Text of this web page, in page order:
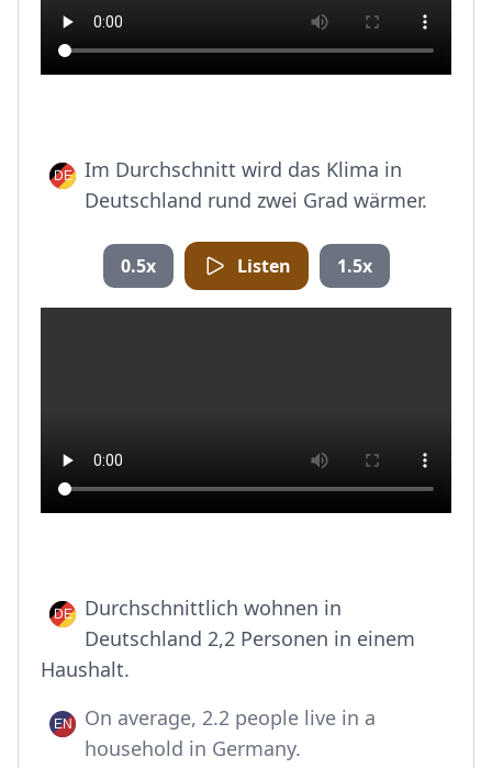
Im Durchschnitt wird das Klima in
Deutschland rund zwei Grad wärmer.
0.5x Listen 1.5x
Durchschnittlich wohnen in
Deutschland 2,2 Personen in einem
Haushalt.
On average, 2.2 people live in a
household in Germany.